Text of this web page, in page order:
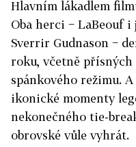
Hlavním lákadlem
Oba herci − LaBeouf
Sverrir Gudnason −
roku, včetně
spánkového režimu.
ikonické momenty
nekonečného tie-
obrovské vůle vyhrát.